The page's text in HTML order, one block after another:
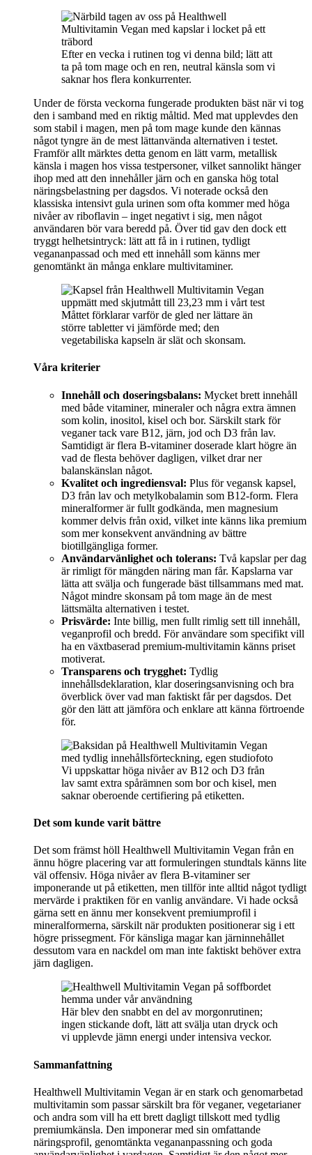
Efter en vecka i rutinen tog vi denna bild; lätt att
ta på tom mage och en ren, neutral känsla som vi
saknar hos flera konkurrenter.
Under de första veckorna fungerade produkten bäst när vi tog
den i samband med en riktig måltid. Med mat upplevdes den
som stabil i magen, men på tom mage kunde den kännas
något tyngre än de mest lättanvända alternativen i testet.
Framför allt märktes detta genom en lätt varm, metallisk
känsla i magen hos vissa testpersoner, vilket sannolikt hänger
ihop med att den innehåller järn och en ganska hög total
näringsbelastning per dagsdos. Vi noterade också den
klassiska intensivt gula urinen som ofta kommer med höga
nivåer av riboflavin – inget negativt i sig, men något
användaren bör vara beredd på. Över tid gav den dock ett
tryggt helhetsintryck: lätt att få in i rutinen, tydligt
vegananpassad och med ett innehåll som känns mer
genomtänkt än många enklare multivitaminer.
Måttet förklarar varför de gled ner lättare än
större tabletter vi jämförde med; den
vegetabiliska kapseln är slät och skonsam.
Våra kriterier
Innehåll och doseringsbalans: Mycket brett innehåll
med både vitaminer, mineraler och några extra ämnen
som kolin, inositol, kisel och bor. Särskilt stark för
veganer tack vare B12, järn, jod och D3 från lav.
Samtidigt är flera B-vitaminer doserade klart högre än
vad de flesta behöver dagligen, vilket drar ner
balanskänslan något.
Kvalitet och ingrediensval: Plus för vegansk kapsel,
D3 från lav och metylkobalamin som B12-form. Flera
mineralformer är fullt godkända, men magnesium
kommer delvis från oxid, vilket inte känns lika premium
som mer konsekvent användning av bättre
biotillgängliga former.
Användarvänlighet och tolerans: Två kapslar per dag
är rimligt för mängden näring man får. Kapslarna var
lätta att svälja och fungerade bäst tillsammans med mat.
Något mindre skonsam på tom mage än de mest
lättsmälta alternativen i testet.
Prisvärde: Inte billig, men fullt rimlig sett till innehåll,
veganprofil och bredd. För användare som specifikt vill
ha en växtbaserad premium-multivitamin känns priset
motiverat.
Transparens och trygghet: Tydlig
innehållsdeklaration, klar doseringsanvisning och bra
överblick över vad man faktiskt får per dagsdos. Det
gör den lätt att jämföra och enklare att känna förtroende
för.
Vi uppskattar höga nivåer av B12 och D3 från
lav samt extra spårämnen som bor och kisel, men
saknar oberoende certifiering på etiketten.
Det som kunde varit bättre
Det som främst höll Healthwell Multivitamin Vegan från en
ännu högre placering var att formuleringen stundtals känns lite
väl offensiv. Höga nivåer av flera B-vitaminer ser
imponerande ut på etiketten, men tillför inte alltid något tydligt
mervärde i praktiken för en vanlig användare. Vi hade också
gärna sett en ännu mer konsekvent premiumprofil i
mineralformerna, särskilt när produkten positionerar sig i ett
högre prissegment. För känsliga magar kan järninnehållet
dessutom vara en nackdel om man inte faktiskt behöver extra
järn dagligen.
Här blev den snabbt en del av morgonrutinen;
ingen stickande doft, lätt att svälja utan dryck och
vi upplevde jämn energi under intensiva veckor.
Sammanfattning
Healthwell Multivitamin Vegan är en stark och genomarbetad
multivitamin som passar särskilt bra för veganer, vegetarianer
och andra som vill ha ett brett dagligt tillskott med tydlig
premiumkänsla. Den imponerar med sin omfattande
näringsprofil, genomtänkta vegananpassning och goda